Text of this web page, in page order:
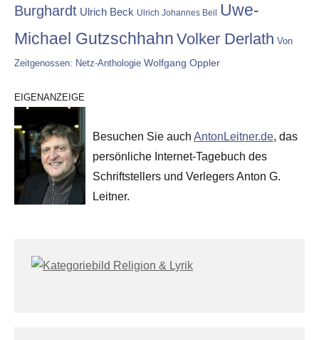
Burghardt Ulrich Beck Ulrich Johannes Beil
Uwe-
Michael Gutzschhahn Volker Derlath Von
Zeitgenossen: Netz-Anthologie Wolfgang Oppler
EIGENANZEIGE
Besuchen Sie auch AntonLeitner.de, das
persönliche Internet-Tagebuch des
Schriftstellers und Verlegers Anton G.
Leitner.